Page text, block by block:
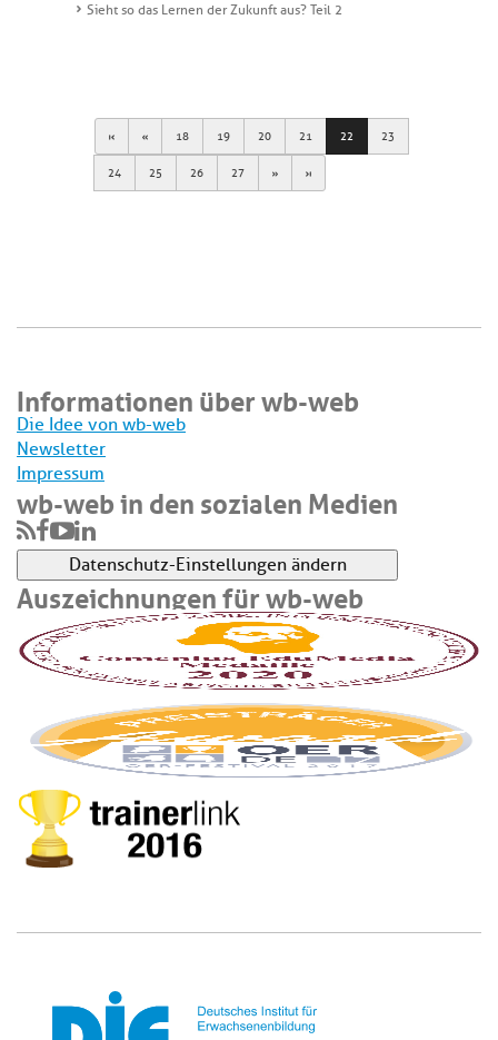
Sieht so das Lernen der Zukunft aus? Teil 2
First Previous
18 19 20 21 22 23
24 25 26 27 Next Last
Informationen über wb-web
Die Idee von wb-web
Newsletter
Impressum
wb-web in den sozialen Medien
Datenschutz-Einstellungen ändern
Auszeichnungen für wb-web